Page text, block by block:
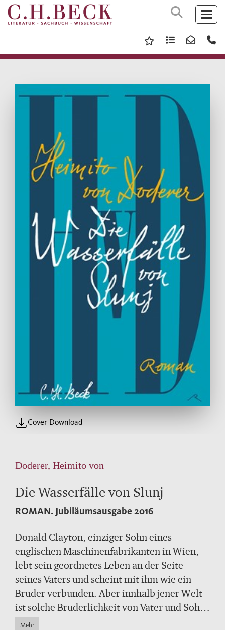
Cover Download
Doderer, Heimito von
Die Wasserfälle von Slunj
ROMAN. Jubiläumsausgabe 2016
Donald Clayton, einziger Sohn eines
englischen Maschinenfabrikanten in Wien,
lebt sein geordnetes Leben an der Seite
seines Vaters und scheint mit ihm wie ein
Bruder verbunden. Aber innhalb jener Welt
ist solche Brüderlichkeit von Vater und Sohn
trügerisch: Wo der Vater seinen
Mehr